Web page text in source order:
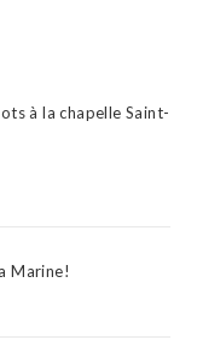
à la chapelle Saint-
Marine!